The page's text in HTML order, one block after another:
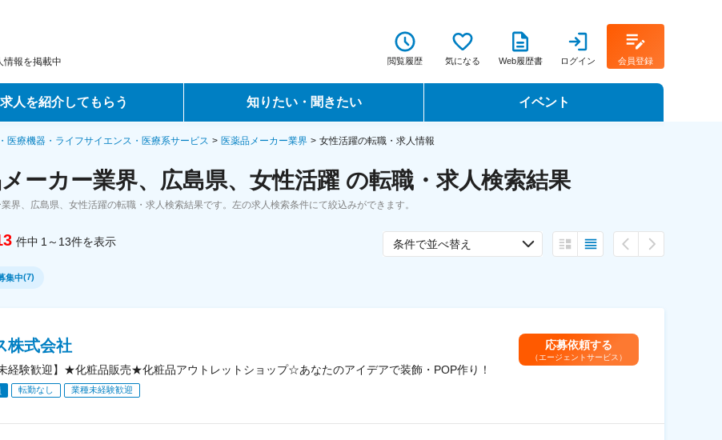
情報を掲載中 閲覧履歴 気になる Web履歴書 ログイン 会員登録
求人を紹介してもらう
ントサービス
サービス
知りたい・聞きたい
転職ノウハウ
データで見る転職
イベント
転職フェア
医療機器・ライフサイエンス・医療系サービス 医薬品メーカー業界 女性活躍の転職・求人情報
ーカー業界、広島県、女性活躍 の転職・求人検索結果
界、広島県、女性活躍の転職・求人検索結果です。左の求人検索条件にて絞込みができます。
件中 1～13件を表示 条件で並べ替え
集中(7)
株式会社
未経験歓迎】★化粧品販売★化粧品アウトレットショップ☆あなたのアイデアで装飾・POP作り！
転勤なし 業種未経験歓迎
応募依頼する
（エージェントサービス）